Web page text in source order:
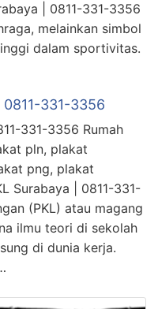
| 0811-331-3356
melainkan simbol
dalam sportivitas.
331-3356
331-3356 Rumah
pln, plakat
png, plakat
Surabaya | 0811-331-
(PKL) atau magang
ilmu teori di sekolah
di dunia kerja.